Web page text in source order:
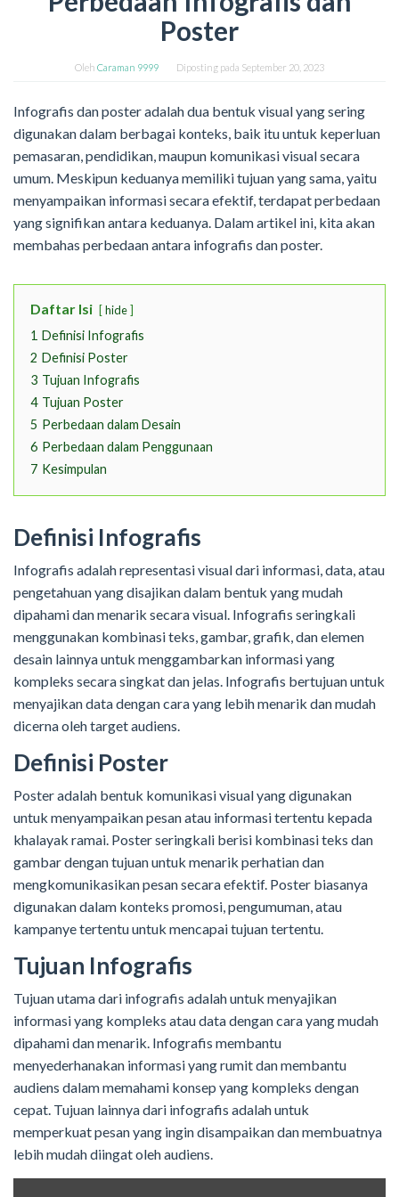
Poster
Oleh Caraman 9999 Diposting pada September 20, 2023
Infografis dan poster adalah dua bentuk visual yang sering
digunakan dalam berbagai konteks, baik itu untuk keperluan
pemasaran, pendidikan, maupun komunikasi visual secara
umum. Meskipun keduanya memiliki tujuan yang sama, yaitu
menyampaikan informasi secara efektif, terdapat perbedaan
yang signifikan antara keduanya. Dalam artikel ini, kita akan
membahas perbedaan antara infografis dan poster.
Daftar Isi hide
1 Definisi Infografis
2 Definisi Poster
3 Tujuan Infografis
4 Tujuan Poster
5 Perbedaan dalam Desain
6 Perbedaan dalam Penggunaan
7 Kesimpulan
Definisi Infografis
Infografis adalah representasi visual dari informasi, data, atau
pengetahuan yang disajikan dalam bentuk yang mudah
dipahami dan menarik secara visual. Infografis seringkali
menggunakan kombinasi teks, gambar, grafik, dan elemen
desain lainnya untuk menggambarkan informasi yang
kompleks secara singkat dan jelas. Infografis bertujuan untuk
menyajikan data dengan cara yang lebih menarik dan mudah
dicerna oleh target audiens.
Definisi Poster
Poster adalah bentuk komunikasi visual yang digunakan
untuk menyampaikan pesan atau informasi tertentu kepada
khalayak ramai. Poster seringkali berisi kombinasi teks dan
gambar dengan tujuan untuk menarik perhatian dan
mengkomunikasikan pesan secara efektif. Poster biasanya
digunakan dalam konteks promosi, pengumuman, atau
kampanye tertentu untuk mencapai tujuan tertentu.
Tujuan Infografis
Tujuan utama dari infografis adalah untuk menyajikan
informasi yang kompleks atau data dengan cara yang mudah
dipahami dan menarik. Infografis membantu
menyederhanakan informasi yang rumit dan membantu
audiens dalam memahami konsep yang kompleks dengan
cepat. Tujuan lainnya dari infografis adalah untuk
memperkuat pesan yang ingin disampaikan dan membuatnya
lebih mudah diingat oleh audiens.